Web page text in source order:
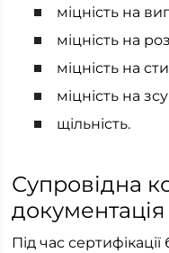
міцність на
міцність на
міцність на
міцність на
щільність.
Супровідна
документація
Під час